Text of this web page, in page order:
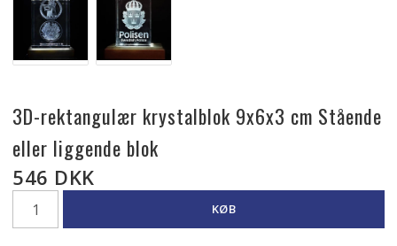
3D-rektangulær krystalblok 9x6x3 cm Stående
eller liggende blok
546 DKK
KØB